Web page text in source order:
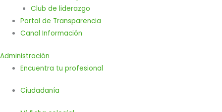
Club de liderazgo
Portal de Transparencia
Canal Información
Administración
Encuentra tu profesional
Ciudadanía